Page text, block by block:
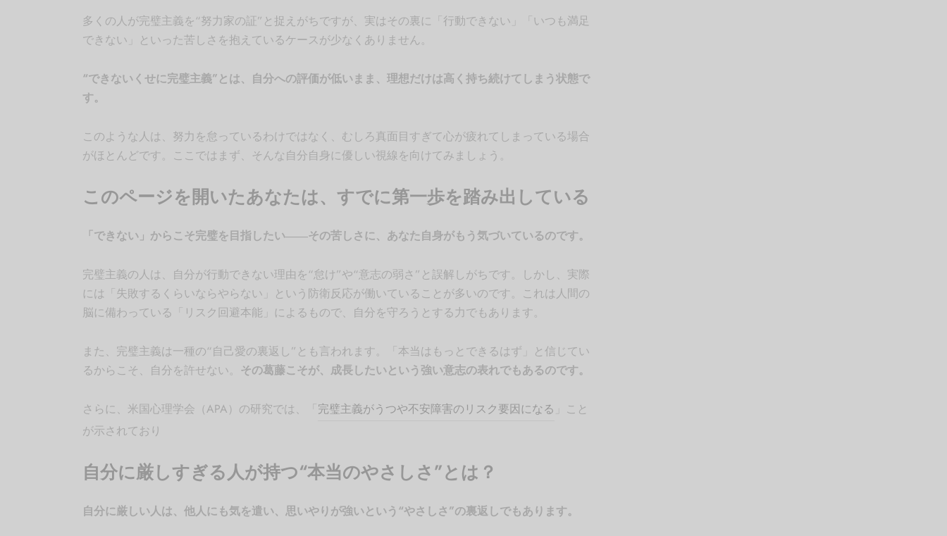
多くの人が完璧主義を“努力家の証”と捉えがちですが、実はその裏に「行動できない」「いつも満足
できない」といった苦しさを抱えているケースが少なくありません。
“できないくせに完璧主義”とは、自分への評価が低いまま、理想だけは高く持ち続けてしまう状態で
す。
このような人は、努力を怠っているわけではなく、むしろ真面目すぎて心が疲れてしまっている場合
がほとんどです。ここではまず、そんな自分自身に優しい視線を向けてみましょう。
このページを開いたあなたは、すでに第一歩を踏み出している
「できない」からこそ完璧を目指したい――その苦しさに、あなた自身がもう気づいているのです。
完璧主義の人は、自分が行動できない理由を“怠け”や“意志の弱さ”と誤解しがちです。しかし、実際
には「失敗するくらいならやらない」という防衛反応が働いていることが多いのです。これは人間の
脳に備わっている「リスク回避本能」によるもので、自分を守ろうとする力でもあります。
また、完璧主義は一種の“自己愛の裏返し”とも言われます。「本当はもっとできるはず」と信じてい
るからこそ、自分を許せない。 その葛藤こそが、成長したいという強い意志の表れでもあるのです。
さらに、米国心理学会（APA）の研究では、「 完璧主義がうつや不安障害のリスク要因になる 」こと
が示されており
自分に厳しすぎる人が持つ“本当のやさしさ”とは？
自分に厳しい人は、他人にも気を遣い、思いやりが強いという“やさしさ”の裏返しでもあります。